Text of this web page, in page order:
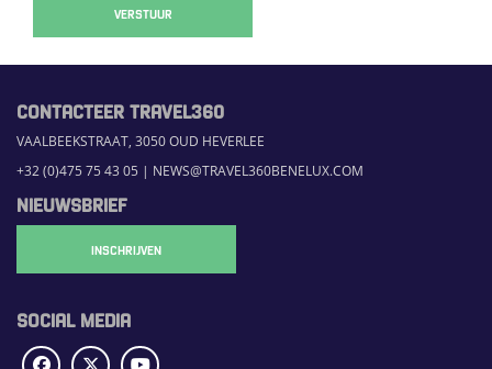
VERSTUUR
CONTACTEER TRAVEL360
VAALBEEKSTRAAT, 3050 OUD HEVERLEE
+32 (0)475 75 43 05 | NEWS@TRAVEL360BENELUX.COM
NIEUWSBRIEF
INSCHRIJVEN
SOCIAL MEDIA